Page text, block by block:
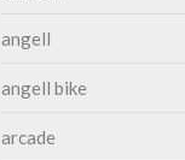
angell
angell bike
arcade